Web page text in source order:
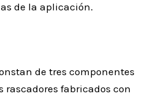
de la aplicación.
de tres componentes
rascadores fabricados con